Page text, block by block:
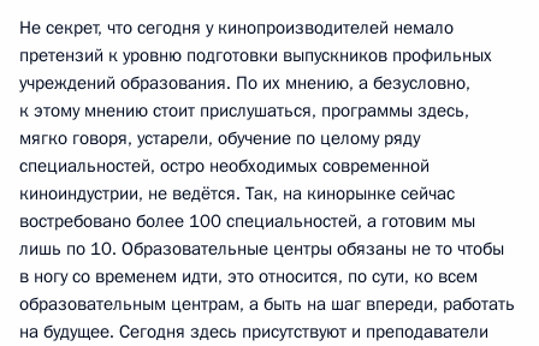
Не секрет, что сегодня у кинопроизводителей немало
претензий к уровню подготовки выпускников профильных
учреждений образования. По их мнению, а безусловно,
к этому мнению стоит прислушаться, программы здесь,
мягко говоря, устарели, обучение по целому ряду
специальностей, остро необходимых современной
киноиндустрии, не ведётся. Так, на кинорынке сейчас
востребовано более 100 специальностей, а готовим мы
лишь по 10. Образовательные центры обязаны не то чтобы
в ногу со временем идти, это относится, по сути, ко всем
образовательным центрам, а быть на шаг впереди, работать
на будущее. Сегодня здесь присутствуют и преподаватели